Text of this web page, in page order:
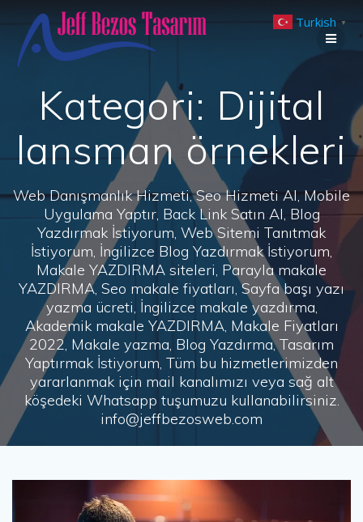
to
Kategori: Dijital
lansman örnekleri
Web Danışmanlık Hizmeti, Seo Hizmeti Al, Mobile
Uygulama Yaptır, Back Link Satın Al, Blog
Yazdırmak İstiyorum, Web Sitemi Tanıtmak
İstiyorum, İngilizce Blog Yazdırmak İstiyorum,
Makale YAZDIRMA siteleri, Parayla makale
YAZDIRMA, Seo makale fiyatları, Sayfa başı yazı
yazma ücreti, İngilizce makale yazdırma,
Akademik makale YAZDIRMA, Makale Fiyatları
2022, Makale yazma, Blog Yazdırma, Tasarım
Yaptırmak İstiyorum, Tüm bu hizmetlerimizden
yararlanmak için mail kanalımızı veya sağ alt
köşedeki Whatsapp tuşumuzu kullanabilirsiniz.
info@jeffbezosweb.com
Turkish ▼